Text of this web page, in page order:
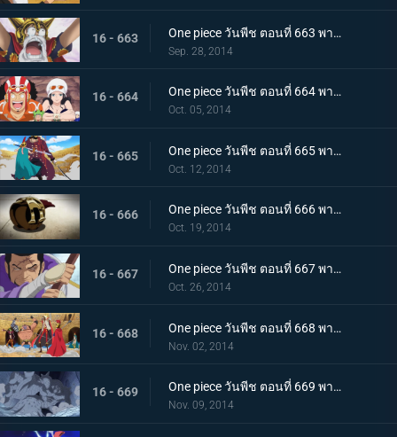
16 - 663 One piece วันพีช ตอนที่ 663 พากย์ไทย ลูฟี่ตกตะลึง ชายผู้สานต่อเจตนารมณ์ของเอส
Sep. 28, 2014
16 - 664 One piece วันพีช ตอนที่ 664 พากย์ไทย เริ่มแผนการ SOP อุโซแลนด์บุกโจมตี
Oct. 05, 2014
16 - 665 One piece วันพีช ตอนที่ 665 พากย์ไทย ความรู้สึกอันเร่าร้อน รีเบคก้า ปะทะ สุไลมาน
Oct. 12, 2014
16 - 666 One piece วันพีช ตอนที่ 666 พากย์ไทย ได้ตัวผู้ชนะ!? บทสรุปของบล็อก D ที่น่าตะลึง
Oct. 19, 2014
16 - 667 One piece วันพีช ตอนที่ 667 พากย์ไทย การตัดสินใจของพลเรือเอก ฟูจิโทระ ปะทะ โดฟลามิงโก้
Oct. 26, 2014
16 - 668 One piece วันพีช ตอนที่ 668 พากย์ไทย เปิดศึกตัดสิน วีรบุรุษไดอาเมนเต้ออกโรง
Nov. 02, 2014
16 - 669 One piece วันพีช ตอนที่ 669 พากย์ไทย ปราสาทขยับได้! สุดยอดผู้บริหารพีก้าปรากฏตัว!
Nov. 09, 2014